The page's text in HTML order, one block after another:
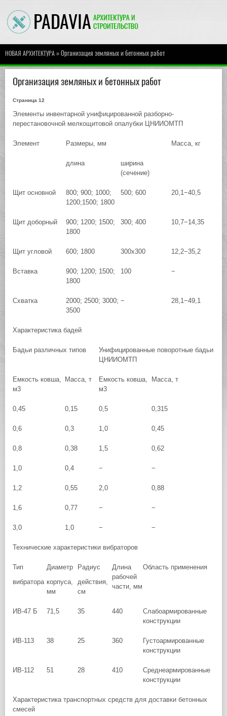
НОВАЯ АРХИТЕКТУРА» Организация земляных и бетонных работ
Организация земляных и бетонных работ
Страница 12
Элементы инвентарной унифицированной разборно-
перестановочной мелкощитовой опалубки ЦНИИОМТП
Элемент Размеры, мм Масса, кг
длина
ширина
(сечение)
Щит основной
800; 900; 1000;
1200;1500; 1800
500; 600 20,1−40,5
Щит доборный
900; 1200; 1500;
1800
300; 400 10,7−14,35
Щит угловой 600; 1800 300х300 12,2−35,2
Вставка
900; 1200; 1500;
1800
100 −
Схватка
2000; 2500; 3000;
3500
− 28,1−49,1
Характеристика бадей
Бадьи различных типов
Унифицированные поворотные бадьи
ЦНИИОМТП
Емкость ковша,
м3
Масса, т
Емкость ковша,
м3
Масса, т
0,45 0,15 0,5 0,315
0,6 0,3 1,0 0,45
0,8 0,38 1,5 0,62
1,0 0,4 − −
1,2 0,55 2,0 0,88
1,6 0,77 − −
3,0 1,0 − −
Технические характеристики вибраторов
Тип
вибратора
Диаметр
корпуса,
мм
Радиус
действия,
см
Длина
рабочей
части, мм
Область применения
ИВ-47 Б 71,5 35 440
Слабоармированные
конструкции
ИВ-113 38 25 360
Густоармированные
конструкции
ИВ-112 51 28 410
Среднеармированные
конструкции
Характеристика транспортных средств для доставки бетонных
смесей